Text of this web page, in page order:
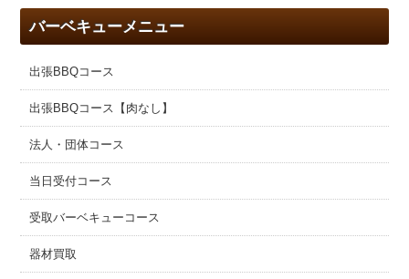
バーベキューメニュー
出張BBQコース
出張BBQコース【肉なし】
法人・団体コース
当日受付コース
受取バーベキューコース
器材買取